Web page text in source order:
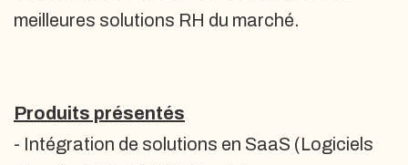
meilleures solutions RH du marché.
Produits présentés
- Intégration de solutions en SaaS (Logiciels